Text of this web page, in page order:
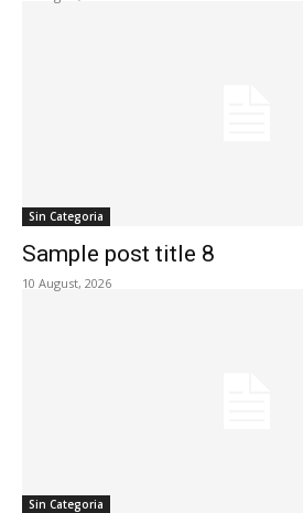
Sin Categoria
Sample post title 8
10 August, 2026
Sin Categoria